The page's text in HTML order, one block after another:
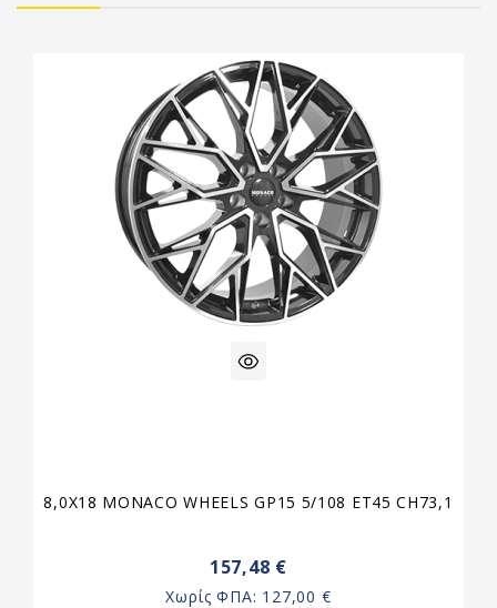
8,0X18 MONACO WHEELS GP15 5/108 ET45 CH73,1
157,48 €
Χωρίς ΦΠΑ: 127,00 €